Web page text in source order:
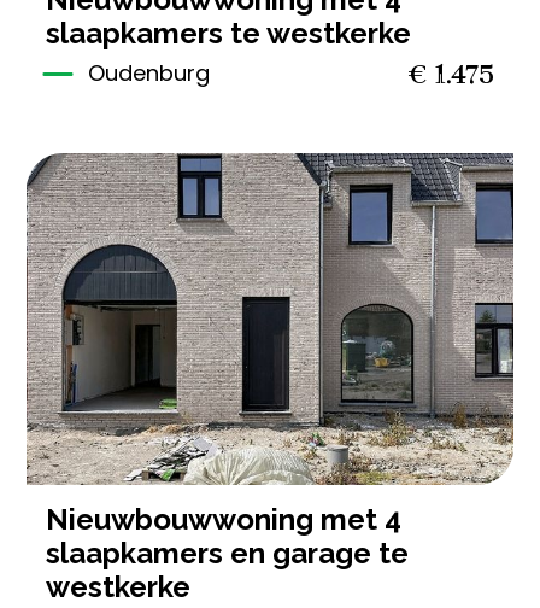
slaapkamers te westkerke
Oudenburg € 1.475
1
nieuwbouwwoning met 4
slaapkamers en garage te
westkerke